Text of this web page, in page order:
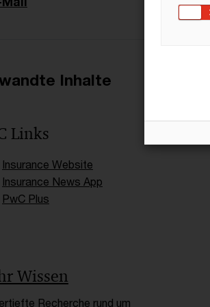
Inhalte
Links
Insurance Website
Insurance News App
PwC Plus
Wissen
Recherche rund um